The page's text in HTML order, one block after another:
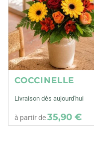
COCCINELLE
Livraison dès aujourd'hui
à partir de35,90 €